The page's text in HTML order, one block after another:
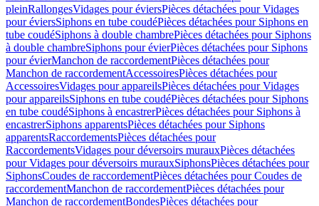
pleinRallongesVidages pour éviersPièces détachées pour Vidages
pour éviersSiphons en tube coudéPièces détachées pour Siphons en
tube coudéSiphons à double chambrePièces détachées pour Siphons
à double chambreSiphons pour évierPièces détachées pour Siphons
pour évierManchon de raccordementPièces détachées pour
Manchon de raccordementAccessoiresPièces détachées pour
AccessoiresVidages pour appareilsPièces détachées pour Vidages
pour appareilsSiphons en tube coudéPièces détachées pour Siphons
en tube coudéSiphons à encastrerPièces détachées pour Siphons à
encastrerSiphons apparentsPièces détachées pour Siphons
apparentsRaccordementsPièces détachées pour
RaccordementsVidages pour déversoirs murauxPièces détachées
pour Vidages pour déversoirs murauxSiphonsPièces détachées pour
SiphonsCoudes de raccordementPièces détachées pour Coudes de
raccordementManchon de raccordementPièces détachées pour
Manchon de raccordementBondesPièces détachées pour